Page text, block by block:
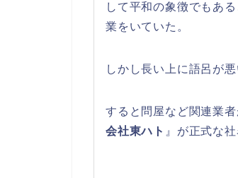
して平和の象徴でもあ
業をいていた。
しかし長い上に語呂が
すると問屋など関連業
会社東ハト 』が正式な社